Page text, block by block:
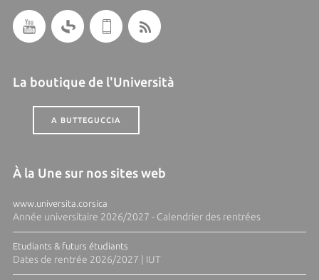
La boutique de l'Università
A BUTTEGUCCIA
À la Une sur nos sites web
www.universita.corsica
Année universitaire 2026/2027 - Calendrier des rentrées
Etudiants & futurs étudiants
Dates de rentrée 2026/2027 | IUT